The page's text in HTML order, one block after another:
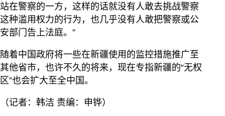
站在警察的一方，这样的话就没有人敢去挑战警察
这种滥用权力的行为，也几乎没有人敢把警察或公
安部门告上法庭。”
随着中国政府将一些在新疆使用的监控措施推广至
其他省市，也许不久的将来，现在专指新疆的“无权
区”也会扩大至全中国。
（记者：韩洁 责编：申铧）